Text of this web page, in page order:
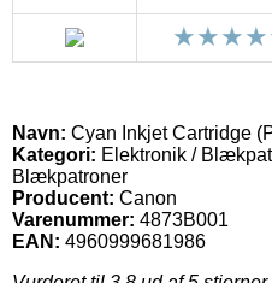
Navn: Cyan Inkjet Cartridge
Kategori: Elektronik /
Blækpatroner
Producent: Canon
Varenummer: 4873B001
EAN: 4960999681986